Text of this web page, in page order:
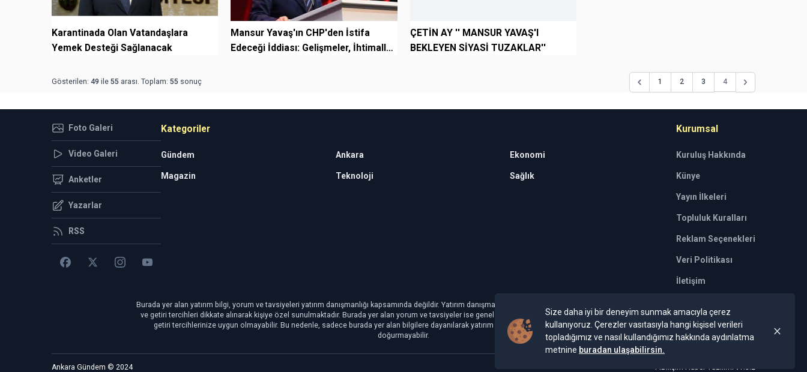
Karantinada Olan Vatandaşlara
Yemek Desteği Sağlanacak
Mansur Yavaş'ın CHP'den İstifa
Edeceği İddiası: Gelişmeler, İhtimaller
ÇETİN AY '' MANSUR YAVAŞ'I
BEKLEYEN SİYASİ TUZAKLAR''
Gösterilen: 49 ile 55 arası. Toplam: 55 sonuç 1 2 3 4
Foto Galeri
Video Galeri
Anketler
Yazarlar
RSS
Kategoriler
Gündem Ankara Ekonomi
Magazin Teknoloji Sağlık
Kurumsal
Kuruluş Hakkında
Künye
Yayın İlkeleri
Topluluk Kuralları
Reklam Seçenekleri
Veri Politikası
İletişim
Burada yer alan yatırım bilgi, yorum ve tavsiyeleri yatırım danışmanlığı kapsamında değildir. Yatırım danışmanlığı hizmeti, yetkili kuruluşlar tarafından kişilerin risk
ve getiri tercihleri dikkate alınarak kişiye özel sunulmaktadır. Burada yer alan yorum ve tavsiyeler ise genel niteliktedir. Bu tavsiyeler mali durumunuz ile risk ve
getiri tercihlerinize uygun olmayabilir. Bu nedenle, sadece burada yer alan bilgilere dayanılarak yatırım kararı verilmesi beklentilerinize uygun sonuçlar
doğurmayabilir.
Ankara Gündem © 2024
Size daha iyi bir deneyim sunmak amacıyla çerez
kullanıyoruz. Çerezler vasıtasıyla hangi kişisel verileri
topladığımız ve nasıl kullandığımız hakkında aydınlatma
metnine buradan ulaşabilirsin.